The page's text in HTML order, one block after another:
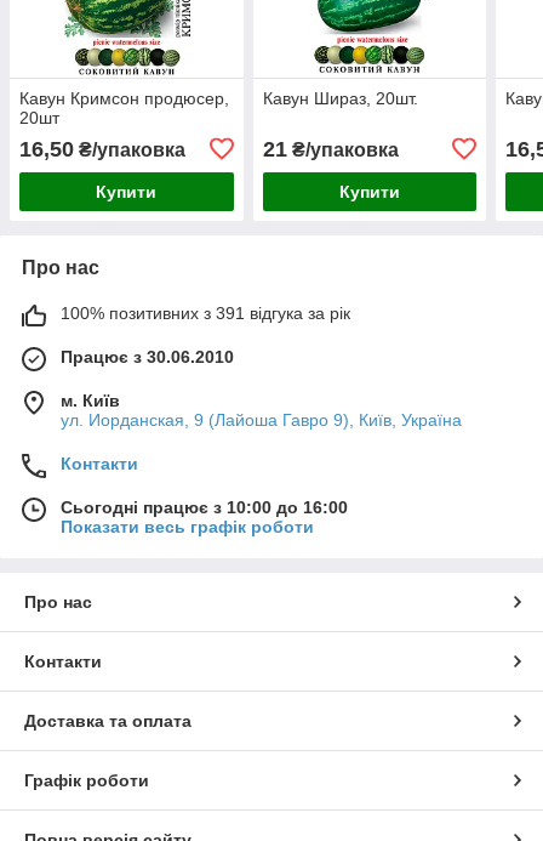
Кавун Кримсон продюсер,
20шт
16,50 ₴/упаковка
Купити
Кавун Шираз, 20шт.
21₴/упаковка
Купити
Про нас
100% позитивних з 391 відгука за рік
Працює з 30.06.2010
м. Київ
ул. Иорданская, 9 (Лайоша Гавро 9), Київ, Україна
Контакти
Сьогодні працює з 10:00 до 16:00
Показати весь графік роботи
Про нас
Контакти
Доставка та оплата
Графік роботи